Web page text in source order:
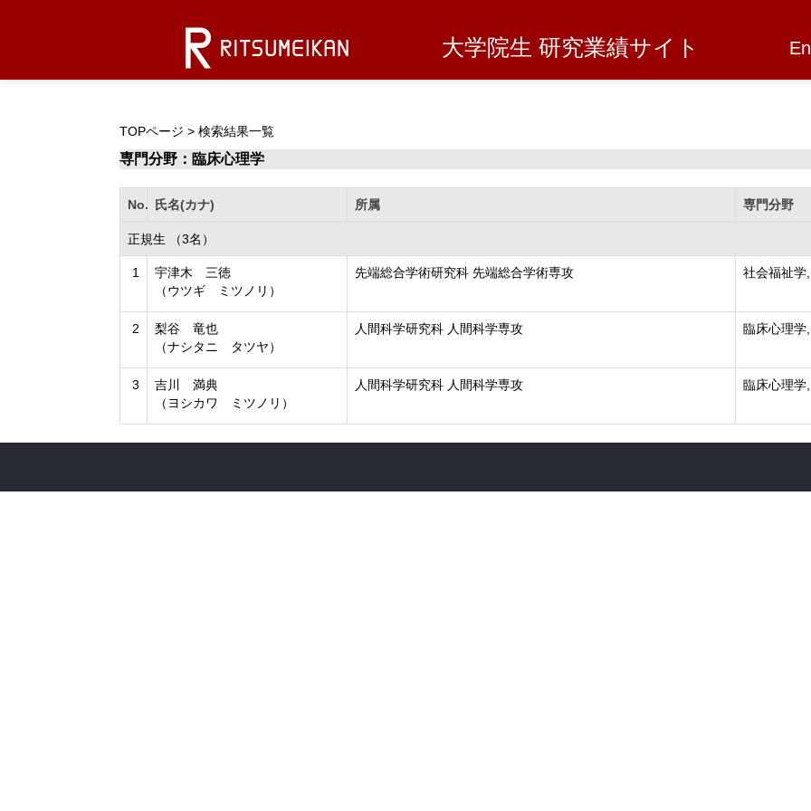
大学院生 研究業績サイト
TOPページ > 検索結果一覧
専門分野：臨床心理学
No. 氏名(カナ) 所属 専門分野
正規生 （3名）
1
宇津木 三徳
（ウツギ ミツノリ）
先端総合学術研究科 先端総合学術専攻 社会福祉学
2
梨谷 竜也
（ナシタニ タツヤ）
人間科学研究科 人間科学専攻 臨床心理学
3
吉川 満典
（ヨシカワ ミツノリ）
人間科学研究科 人間科学専攻 臨床心理学